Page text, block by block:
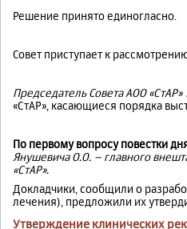
Решение принято единогласно.
Совет приступает к
Председатель Совета АОО
«СтАР», касающиеся порядка
По первому вопросу повестки
Янушевича О.О. – главного
«СтАР».
Докладчики, сообщили о
лечения), предложили их
Утверждение клинических